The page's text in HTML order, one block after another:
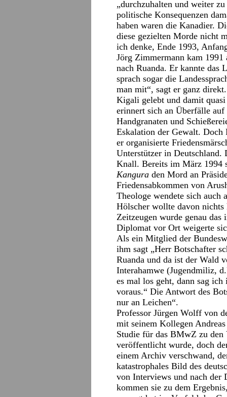
„durchzuhalten und weiter
politische Konsequenzen
haben waren die Kanadier.
diese gezielten Morde nicht
ich denke, Ende 1993,
Jörg Zimmermann kam
nach Ruanda. Er kannte das
sprach sogar die
man mit“, sagt er ganz
Kigali gelebt und damit
erinnert sich an Überfälle
Handgranaten und
Eskalation der Gewalt. Doch
er organisierte
Unterstützer in Deutschland.
Knall. Bereits im März 1994
Kangura den Mord an
Friedensabkommen von
Theologe wendete sich auch
Hölscher wollte davon
Zeitzeugen wurde genau das
Diplomat vor Ort weigerte
Als ein Mitglied der
ihm sagt „Herr Botschafter
Ruanda und da ist der Wald
Interahamwe (Jugendmiliz,
es mal los geht, dann sag
voraus.“ Die Antwort des
nur an Leichen“.
Professor Jürgen Wolff von
mit seinem Kollegen
Studie für das BMwZ zu
veröffentlicht wurde, doch
einem Archiv verschwand,
katastrophales Bild des
von Interviews und nach der
kommen sie zu dem